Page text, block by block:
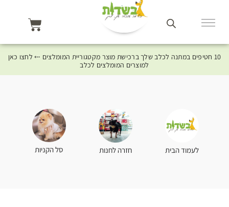
10 חטיפים במתנה לכלב שלך ברכישת מוצר מקטגוריית המומלצים ⤎ לחצו כאן
למוצרים המומלצים לכלב
לעמוד הבית חזרה לחנות סל הקניות